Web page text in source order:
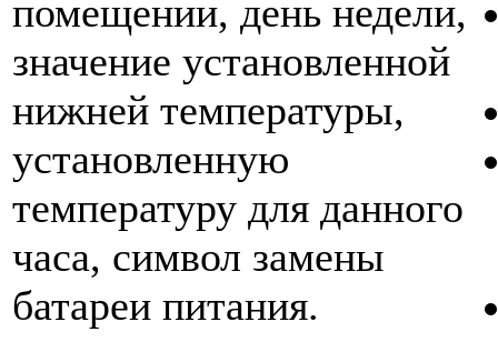
помещении, день недели,
значение установленной
нижней температуры,
установленную
температуру для данного
часа, символ замены
батареи питания.